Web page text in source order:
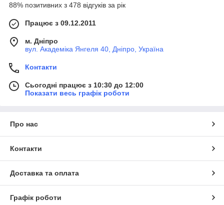
88% позитивних з 478 відгуків за рік
Працює з 09.12.2011
м. Дніпро
вул. Академіка Янгеля 40, Дніпро, Україна
Контакти
Сьогодні працює з 10:30 до 12:00
Показати весь графік роботи
Про нас
Контакти
Доставка та оплата
Графік роботи